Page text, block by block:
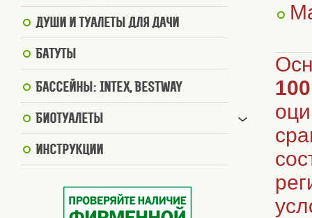
Души и туалеты для дачи
Батуты
Бассейны: Intex, BestWay
Биотуалеты
Инструкции
100